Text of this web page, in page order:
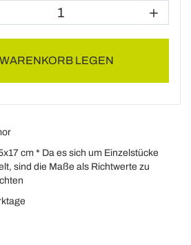
LEGEN
cm * Da es sich um Einzelstücke
sind die Maße als Richtwerte zu